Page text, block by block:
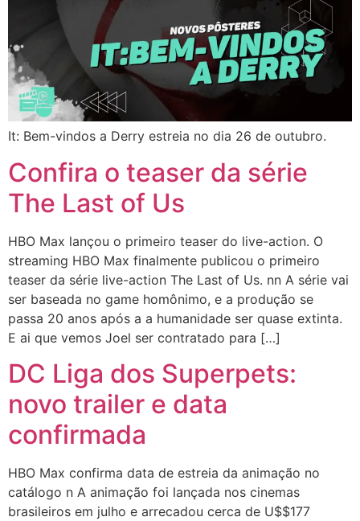
It: Bem-vindos a Derry estreia no dia 26 de outubro.
Confira o teaser da série
The Last of Us
HBO Max lançou o primeiro teaser do live-action. O
streaming HBO Max finalmente publicou o primeiro
teaser da série live-action The Last of Us. nn A série vai
ser baseada no game homônimo, e a produção se
passa 20 anos após a a humanidade ser quase extinta.
E ai que vemos Joel ser contratado para […]
DC Liga dos Superpets:
novo trailer e data
confirmada
HBO Max confirma data de estreia da animação no
catálogo n A animação foi lançada nos cinemas
brasileiros em julho e arrecadou cerca de U$$177